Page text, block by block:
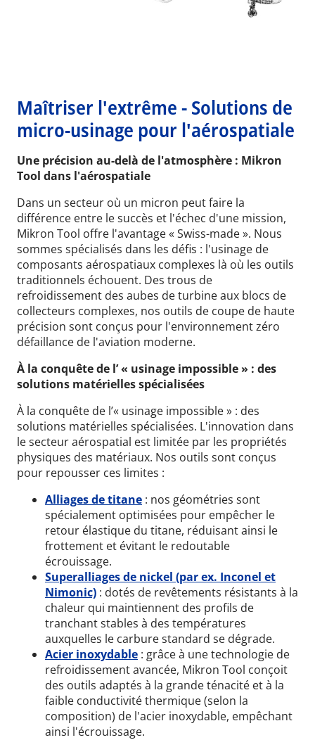
Maîtriser l'extrême - Solutions de
micro-usinage pour l'aérospatiale
Une précision au-delà de l'atmosphère : Mikron
Tool dans l'aérospatiale
Dans un secteur où un micron peut faire la
différence entre le succès et l'échec d'une mission,
Mikron Tool offre l'avantage « Swiss-made ». Nous
sommes spécialisés dans les défis : l'usinage de
composants aérospatiaux complexes là où les outils
traditionnels échouent. Des trous de
refroidissement des aubes de turbine aux blocs de
collecteurs complexes, nos outils de coupe de haute
précision sont conçus pour l'environnement zéro
défaillance de l'aviation moderne.
À la conquête de l’ « usinage impossible » : des
solutions matérielles spécialisées
À la conquête de l’« usinage impossible » : des
solutions matérielles spécialisées. L'innovation dans
le secteur aérospatial est limitée par les propriétés
physiques des matériaux. Nos outils sont conçus
pour repousser ces limites :
Alliages de titane : nos géométries sont
spécialement optimisées pour empêcher le
retour élastique du titane, réduisant ainsi le
frottement et évitant le redoutable
écrouissage.
Superalliages de nickel (par ex. Inconel et
Nimonic) : dotés de revêtements résistants à la
chaleur qui maintiennent des profils de
tranchant stables à des températures
auxquelles le carbure standard se dégrade.
Acier inoxydable : grâce à une technologie de
refroidissement avancée, Mikron Tool conçoit
des outils adaptés à la grande ténacité et à la
faible conductivité thermique (selon la
composition) de l'acier inoxydable, empêchant
ainsi l'écrouissage.